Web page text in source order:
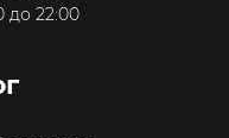
до 22:00